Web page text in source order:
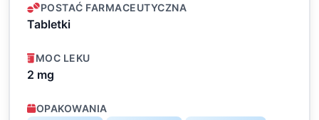
POSTAĆ FARMACEUTYCZNA
Tabletki
MOC LEKU
2 mg
OPAKOWANIA